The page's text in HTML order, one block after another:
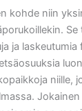
kohde niin
Se
ja
niille,
Jokainen